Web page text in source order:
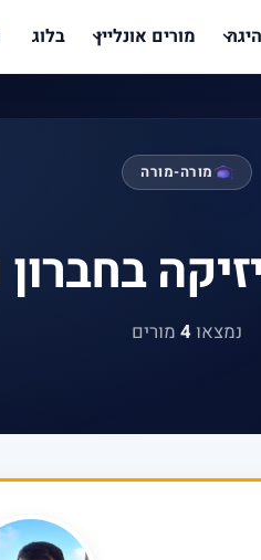
מורים אונליין בלוג
מורה-מורה
נמצאו 4 מורים